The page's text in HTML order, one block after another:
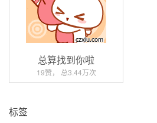
总算找到你啦
19赞， 总3.44万次
标签